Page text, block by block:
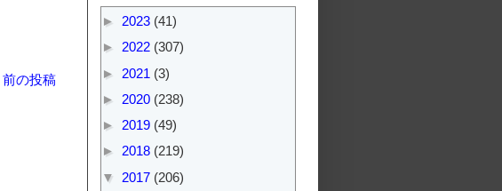
前の投稿
► 2023 (41)
► 2022 (307)
► 2021 (3)
► 2020 (238)
► 2019 (49)
► 2018 (219)
▼ 2017 (206)